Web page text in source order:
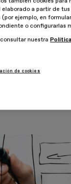
principales
aparezca
con los
haber
a
elaborado a partir de
ejemplo, en
o configurarlas
nuestra
de cookies